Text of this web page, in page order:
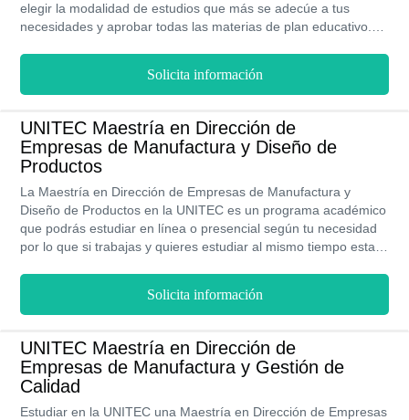
elegir la modalidad de estudios que más se adecúe a tus
necesidades y aprobar todas las materias de plan educativo.
son accesibles y ofrece un programa de becas.
Solicita información
UNITEC Maestría en Dirección de
Empresas de Manufactura y Diseño de
Productos
La Maestría en Dirección de Empresas de Manufactura y
Diseño de Productos en la UNITEC es un programa académico
que podrás estudiar en línea o presencial según tu necesidad
por lo que si trabajas y quieres estudiar al mismo tiempo esta
económicas para que puedas cumplir de manera satisfactoria
tus sueños.
Solicita información
UNITEC Maestría en Dirección de
Empresas de Manufactura y Gestión de
Calidad
Estudiar en la UNITEC una Maestría en Dirección de Empresas